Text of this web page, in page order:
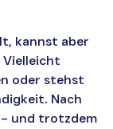
kannst aber
Vielleicht
oder stehst
Nach
und trotzdem